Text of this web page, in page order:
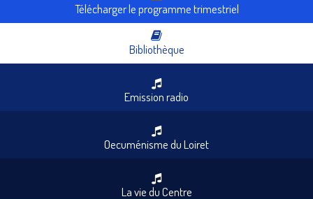
Télécharger le programme trimestriel
Bibliothèque
Emission radio
Oecuménisme du Loiret
La vie du Centre